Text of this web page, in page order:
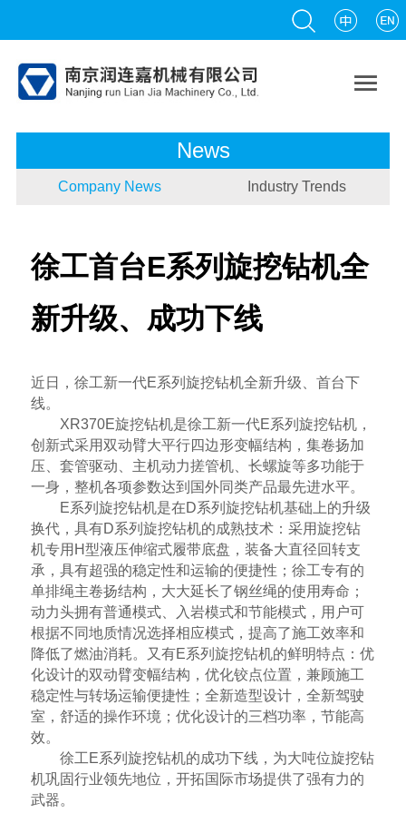

News
Company News Industry Trends
徐工首台E系列旋挖钻机全
新升级、成功下线
近日，徐工新一代E系列旋挖钻机全新升级、首台下
线。
XR370E旋挖钻机是徐工新一代E系列旋挖钻机，
创新式采用双动臂大平行四边形变幅结构，集卷扬加
压、套管驱动、主机动力搓管机、长螺旋等多功能于
一身，整机各项参数达到国外同类产品最先进水平。
E系列旋挖钻机是在D系列旋挖钻机基础上的升级
换代，具有D系列旋挖钻机的成熟技术：采用旋挖钻
机专用H型液压伸缩式履带底盘，装备大直径回转支
承，具有超强的稳定性和运输的便捷性；徐工专有的
单排绳主卷扬结构，大大延长了钢丝绳的使用寿命；
动力头拥有普通模式、入岩模式和节能模式，用户可
根据不同地质情况选择相应模式，提高了施工效率和
降低了燃油消耗。又有E系列旋挖钻机的鲜明特点：优
化设计的双动臂变幅结构，优化铰点位置，兼顾施工
稳定性与转场运输便捷性；全新造型设计，全新驾驶
室，舒适的操作环境；优化设计的三档功率，节能高
效。
徐工E系列旋挖钻机的成功下线，为大吨位旋挖钻
机巩固行业领先地位，开拓国际市场提供了强有力的
武器。